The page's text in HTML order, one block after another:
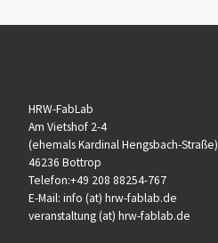
HRW-FabLab
Am Vietshof 2-4
(ehemals Kardinal Hengsbach-Straße)
46236 Bottrop
Telefon:+49 208 88254-767
E-Mail: info (at) hrw-fablab.de
veranstaltung (at) hrw-fablab.de